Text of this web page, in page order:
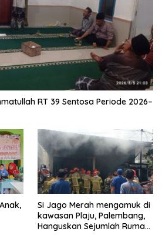
RT 39 Sentosa Periode 2026–
Si Jago Merah mengamuk di
kawasan Plaju, Palembang,
Hanguskan Sejumlah Rumah